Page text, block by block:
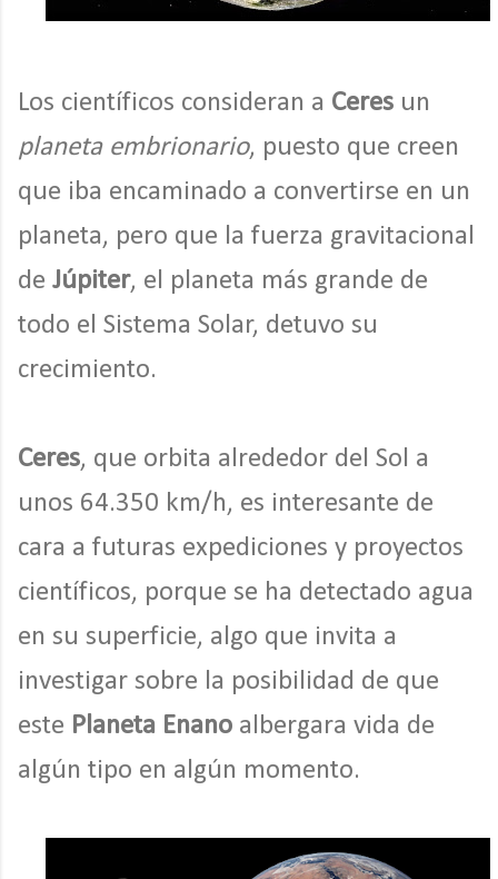
Los científicos consideran a Ceres un
planeta embrionario, puesto que creen
que iba encaminado a convertirse en un
planeta, pero que la fuerza gravitacional
de Júpiter, el planeta más grande de
todo el Sistema Solar, detuvo su
crecimiento.
Ceres, que orbita alrededor del Sol a
unos 64.350 km/h, es interesante de
cara a futuras expediciones y proyectos
científicos, porque se ha detectado agua
en su superficie, algo que invita a
investigar sobre la posibilidad de que
este Planeta Enano albergara vida de
algún tipo en algún momento.